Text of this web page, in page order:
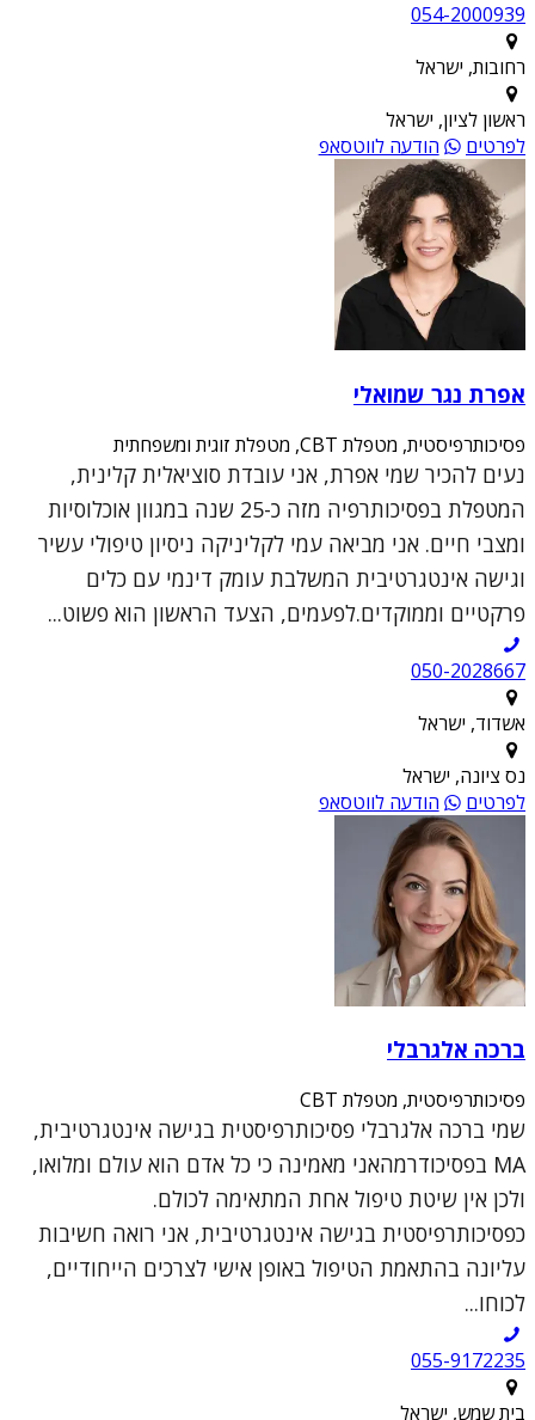
054-2000939
רחובות, ישראל
ראשון לציון, ישראל
לפרטים
הודעה לווטסאפ
אפרת נגר שמואלי
פסיכותרפיסטית, מטפלת CBT, מטפלת זוגית ומשפחתית
נעים להכיר שמי אפרת, אני עובדת סוציאלית קלינית,
המטפלת בפסיכותרפיה מזה כ-25 שנה במגוון אוכלוסיות
ומצבי חיים. אני מביאה עמי לקליניקה ניסיון טיפולי עשיר
וגישה אינטגרטיבית המשלבת עומק דינמי עם כלים
פרקטיים וממוקדים.לפעמים, הצעד הראשון הוא פשוט...
050-2028667
אשדוד, ישראל
נס ציונה, ישראל
לפרטים
הודעה לווטסאפ
ברכה אלגרבלי
פסיכותרפיסטית, מטפלת CBT
שמי ברכה אלגרבלי פסיכותרפיסטית בגישה אינטגרטיבית,
MA בפסיכודרמהאני מאמינה כי כל אדם הוא עולם ומלואו,
ולכן אין שיטת טיפול אחת המתאימה לכולם.
כפסיכותרפיסטית בגישה אינטגרטיבית, אני רואה חשיבות
עליונה בהתאמת הטיפול באופן אישי לצרכים הייחודיים,
לכוחו...
055-9172235
בית שמש, ישראל